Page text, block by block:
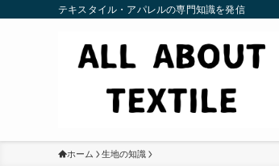
テキスタイル・アパレルの専門知識を発信
ホーム 生地の知識